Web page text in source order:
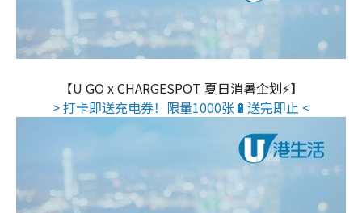
【U GO x CHARGESPOT 夏日消暑企划⚡】
> 打卡即送充电券！限量1000张🔋送完即止 <